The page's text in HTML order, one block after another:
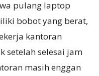
pulang laptop
bobot yang berat,
kantoran
setelah selesai jam
masih enggan